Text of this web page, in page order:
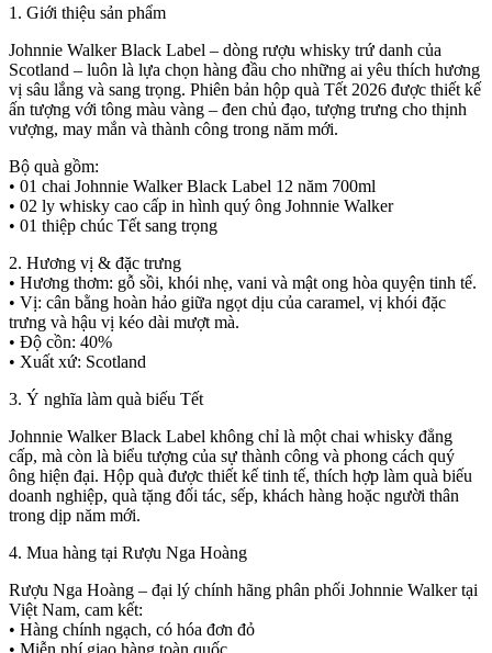
1. Giới thiệu sản phẩm
Johnnie Walker Black Label – dòng rượu whisky trứ danh của
Scotland – luôn là lựa chọn hàng đầu cho những ai yêu thích hương
vị sâu lắng và sang trọng. Phiên bản hộp quà Tết 2026 được thiết kế
ấn tượng với tông màu vàng – đen chủ đạo, tượng trưng cho thịnh
vượng, may mắn và thành công trong năm mới.
Bộ quà gồm:
• 01 chai Johnnie Walker Black Label 12 năm 700ml
• 02 ly whisky cao cấp in hình quý ông Johnnie Walker
• 01 thiệp chúc Tết sang trọng
2. Hương vị & đặc trưng
• Hương thơm: gỗ sồi, khói nhẹ, vani và mật ong hòa quyện tinh tế.
• Vị: cân bằng hoàn hảo giữa ngọt dịu của caramel, vị khói đặc
trưng và hậu vị kéo dài mượt mà.
• Độ cồn: 40%
• Xuất xứ: Scotland
3. Ý nghĩa làm quà biếu Tết
Johnnie Walker Black Label không chỉ là một chai whisky đẳng
cấp, mà còn là biểu tượng của sự thành công và phong cách quý
ông hiện đại. Hộp quà được thiết kế tinh tế, thích hợp làm quà biếu
doanh nghiệp, quà tặng đối tác, sếp, khách hàng hoặc người thân
trong dịp năm mới.
4. Mua hàng tại Rượu Nga Hoàng
Rượu Nga Hoàng – đại lý chính hãng phân phối Johnnie Walker tại
Việt Nam, cam kết:
• Hàng chính ngạch, có hóa đơn đỏ
• Miễn phí giao hàng toàn quốc